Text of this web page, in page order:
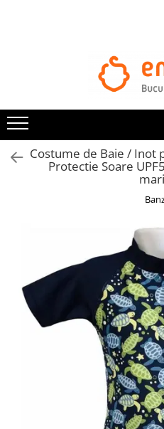
Bariere protectie pentru pat
Protectii mobilier
Banda protectie mobila copii
Protectie colturi mobila copii
Sigurante geamuri si usi glisante
Kituri de siguranta pentru copii
bebelusi
Protectii casa
Protectii utile
Poarta siguranta copii
Deflectoare pentru aer
Casti antifonice pentru copii si
Costume de Baie / Inot
Protectie Soare